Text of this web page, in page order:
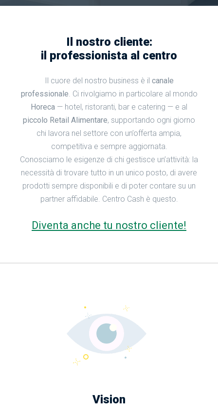
Il nostro cliente:
il professionista al centro
Il cuore del nostro business è il canale
professionale. Ci rivolgiamo in particolare al mondo
Horeca — hotel, ristoranti, bar e catering — e al
piccolo Retail Alimentare, supportando ogni giorno
chi lavora nel settore con un’offerta ampia,
competitiva e sempre aggiornata.
Conosciamo le esigenze di chi gestisce un’attività: la
necessità di trovare tutto in un unico posto, di avere
prodotti sempre disponibili e di poter contare su un
partner affidabile. Centro Cash è questo.
Diventa anche tu nostro cliente!
Vision